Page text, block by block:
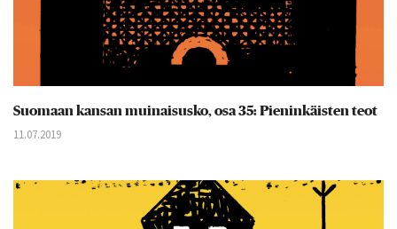
Suomaan kansan muinaisusko, osa 35: Pieninkäisten teot
11.07.2019